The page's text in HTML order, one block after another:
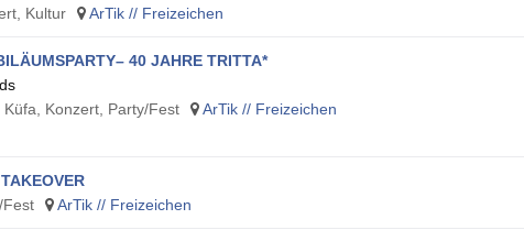
Kultur ArTik // Freizeichen
40 JAHRE TRITTA*
Küfa, Konzert, Party/Fest
ArTik // Freizeichen
Fest ArTik // Freizeichen